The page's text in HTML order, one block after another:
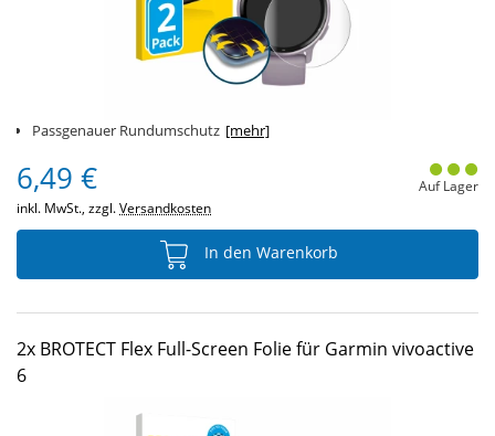
Passgenauer Rundumschutz [mehr]
6,49 €
inkl. MwSt., zzgl.Versandkosten
Auf Lager
In den Warenkorb
2x BROTECT Flex Full-Screen Folie für Garmin vivoactive
6